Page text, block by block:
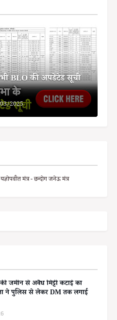
BLO की अपडेटेड सूची
2025
मंत्र - छन्दोग जनेऊ मंत्र
जमीन से अवैध मिट्टी कटाई का
ने पुलिस से लेकर DM तक लगाई